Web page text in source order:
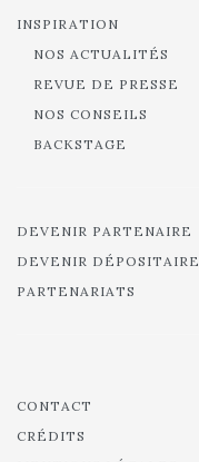
INSPIRATION
NOS ACTUALITÉS
REVUE DE PRESSE
NOS CONSEILS
BACKSTAGE
DEVENIR PARTENAIRE
DEVENIR DÉPOSITAIRE
PARTENARIATS
CONTACT
CRÉDITS